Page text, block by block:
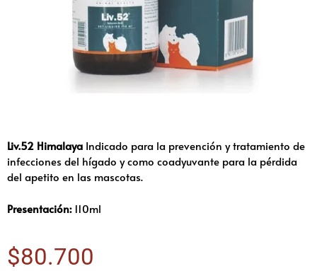
Liv.52 Himalaya Indicado para la prevención y tratamiento de
infecciones del hígado y como coadyuvante para la pérdida
del apetito en las mascotas.
Presentación:110ml
$80.700